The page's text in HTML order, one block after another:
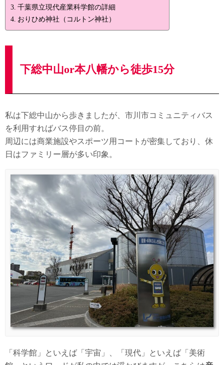
千葉県立現代産業科学館の詳細
おりひめ神社（コルトン神社）
下総中山or本八幡から徒歩15分
私は下総中山から歩きましたが、市川市コミュニティバス
を利用すればバス停目の前。
周辺には商業施設やスポーツ用コートが密集しており、休
日はファミリー層が多い印象。
「科学館」といえば「宇宙」、「現代」といえば「美術